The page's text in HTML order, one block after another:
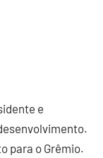
e
para o Grêmio.